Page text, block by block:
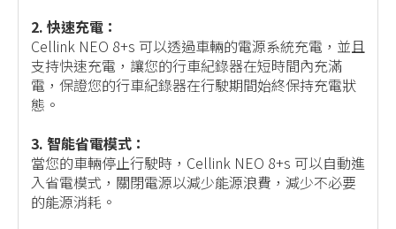
2. 快速充電：
Cellink NEO 8+s 可以透過車輛的電源系統充電，並且
支持快速充電，讓您的行車紀錄器在短時間內充滿
電，保證您的行車紀錄器在行駛期間始終保持充電狀
態。
3. 智能省電模式：
當您的車輛停止行駛時，Cellink NEO 8+s 可以自動進
入省電模式，關閉電源以減少能源浪費，減少不必要
的能源消耗。